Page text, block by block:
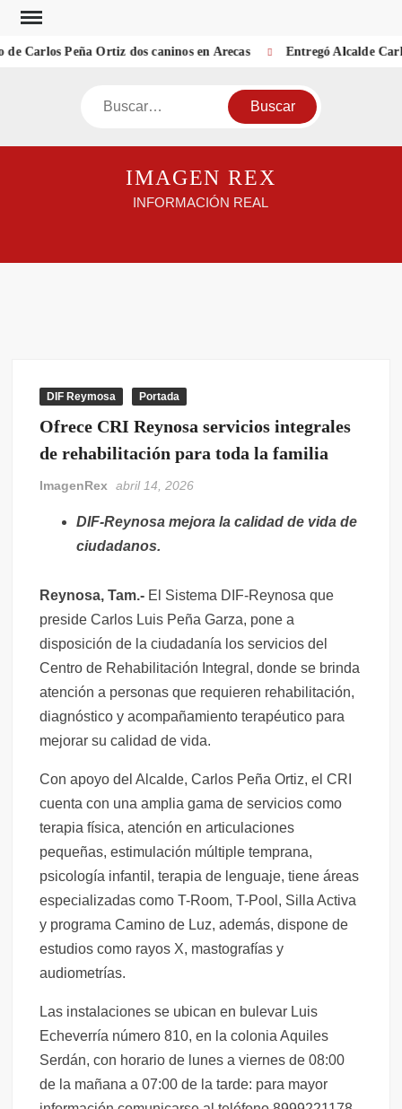
Saltar
contenido
Carlos Peña Ortiz dos caninos en Arecas Entregó Alcalde
Buscar
IMAGEN REX
INFORMACIÓN REAL
DIF Reymosa Portada
Ofrece CRI Reynosa servicios integrales
de rehabilitación para toda la familia
ImagenRex abril 14, 2026
DIF-Reynosa mejora la calidad de vida de
ciudadanos.
Reynosa, Tam.- El Sistema DIF-Reynosa que
preside Carlos Luis Peña Garza, pone a
disposición de la ciudadanía los servicios del
Centro de Rehabilitación Integral, donde se brinda
atención a personas que requieren rehabilitación,
diagnóstico y acompañamiento terapéutico para
mejorar su calidad de vida.
Con apoyo del Alcalde, Carlos Peña Ortiz, el CRI
cuenta con una amplia gama de servicios como
terapia física, atención en articulaciones
pequeñas, estimulación múltiple temprana,
psicología infantil, terapia de lenguaje, tiene áreas
especializadas como T-Room, T-Pool, Silla Activa
y programa Camino de Luz, además, dispone de
estudios como rayos X, mastografías y
audiometrías.
Las instalaciones se ubican en bulevar Luis
Echeverría número 810, en la colonia Aquiles
Serdán, con horario de lunes a viernes de 08:00
de la mañana a 07:00 de la tarde: para mayor